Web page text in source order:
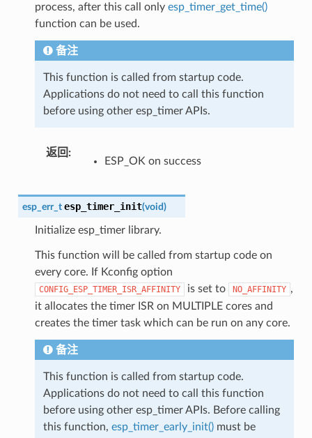
process, after this call only esp_timer_get_time()
function can be used.
备注
This function is called from startup code.
Applications do not need to call this function
before using other esp_timer APIs.
返回 :
ESP_OK on success
esp_err_t esp_timer_init(void)
Initialize esp_timer library.
This function will be called from startup code on
every core. If Kconfig option
CONFIG_ESP_TIMER_ISR_AFFINITY is set to NO_AFFINITY ,
it allocates the timer ISR on MULTIPLE cores and
creates the timer task which can be run on any core.
备注
This function is called from startup code.
Applications do not need to call this function
before using other esp_timer APIs. Before calling
this function, esp_timer_early_init()must be